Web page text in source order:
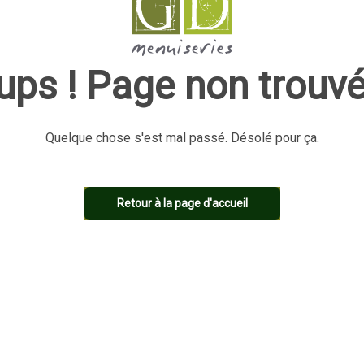
! Page non
Quelque chose s'est mal passé. Désolé pour ça.
Retour à la page d'accueil